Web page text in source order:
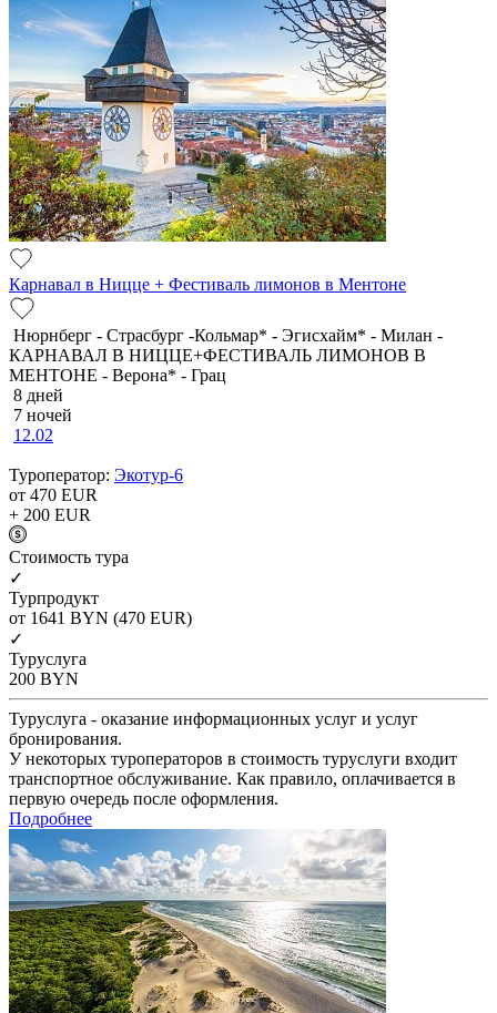
Карнавал в Ницце + Фестиваль лимонов в Ментоне
Нюрнберг - Страсбург -Кольмар* - Эгисхайм* - Милан -
КАРНАВАЛ В НИЦЦЕ+ФЕСТИВАЛЬ ЛИМОНОВ В
МЕНТОНЕ - Верона* - Грац
8 дней
7 ночей
12.02
Туроператор: Экотур-6
от 470 EUR
+ 200 EUR
Cтоимость тура
✓
Турпродукт
от 1641 BYN (470 EUR)
✓
Туруслуга
200 BYN
Туруслуга - оказание информационных услуг и услуг
бронирования.
У некоторых туроператоров в стоимость туруслуги входит
транспортное обслуживание. Как правило, оплачивается в
первую очередь после оформления.
Подробнее